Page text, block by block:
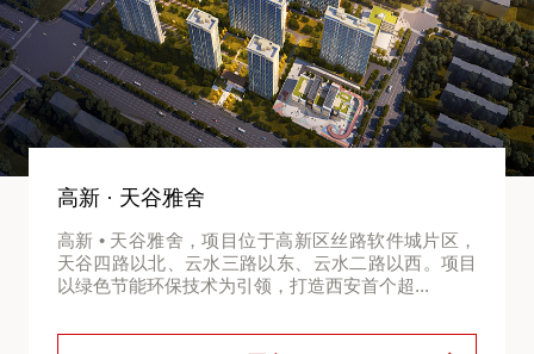
高新 · 天谷雅舍
高新 • 天谷雅舍，项目位于高新区丝路软件城片区，
天谷四路以北、云水三路以东、云水二路以西。项目
以绿色节能环保技术为引领，打造西安首个超...